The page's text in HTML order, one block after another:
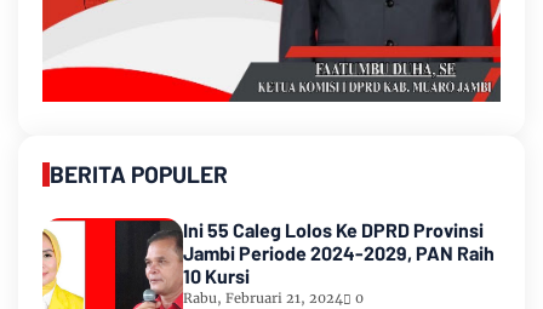
BERITA POPULER
Ini 55 Caleg Lolos Ke DPRD Provinsi
Jambi Periode 2024-2029, PAN Raih
10 Kursi
Rabu, Februari 21, 2024 0